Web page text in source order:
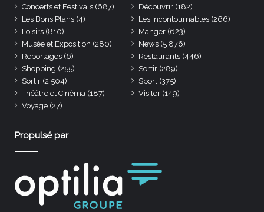
Concerts et Festivals (687) Découvrir (182)
Les Bons Plans (4) Les incontournables (266)
Loisirs (810) Manger (623)
Musée et Exposition (280) News (5 876)
Reportages (6) Restaurants (446)
Shopping (255) Sortir (289)
Sortir (2 504) Sport (375)
Théâtre et Cinéma (187) Visiter (149)
Voyage (27)
Propulsé par